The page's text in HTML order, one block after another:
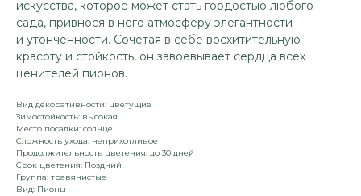
искусства, которое может стать гордостью любого
сада, привнося в него атмосферу элегантности
и утончённости. Сочетая в себе восхитительную
красоту и стойкость, он завоевывает сердца всех
ценителей пионов.
Вид декоративности: цветущие
Зимостойкость: высокая
Место посадки: солнце
Сложность ухода: неприхотливое
Продолжительность цветения: до 30 дней
Срок цветения: Поздний
Группа: травянистые
Вид: Пионы